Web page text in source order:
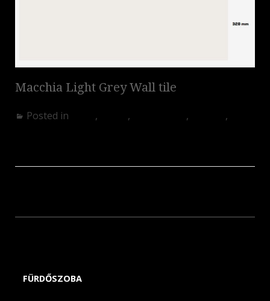
Macchia Light Grey Wall tile
Posted in , , ,
,
FÜRDŐSZOBA